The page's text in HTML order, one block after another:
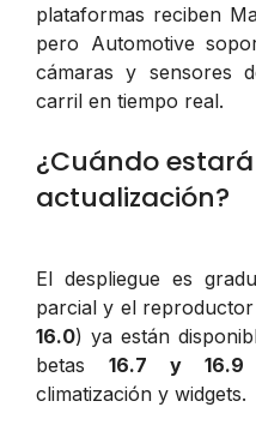
plataformas reciben
pero Automotive
cámaras y sensores
carril en tiempo real.
¿Cuándo
actualización?
El despliegue es
parcial y el
16.0) ya están
betas 16.7 y 16.9
climatización y widgets.